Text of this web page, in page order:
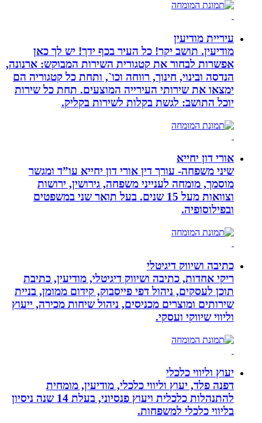
עיריית מודיעין
מודיעין. תושב יקר! כל העיר בכף ידך! יש לך כאן
אפשרות לבחור את קטגורית השירות המבוקש: ארנונה,
הנדסה ובינוי, חינוך, רווחה וכו`, ותחת כל קטגוריה הם
ימצאו את שירותי העירייה המוצעים. תחת כל שירות
יוכל התושב: לגשת בקלות לשירות בקליק.
אורי דון יחייא
שיני משפחה- עורך דין אורי דון יחייא עו”ד ומגשר
מוסמך, מומחה לענייני משפחה, גירושין, ירושות
וצוואות מעל 15 שנים. בעל תואר שני במשפטים
ובפילוסופיה.
כתיבה ושיווק דיגיטלי
ריקי אחדות, כתיבה ושיווק דיגיטלי, מודיעין, כתיבת
תוכן לעסקים, ניהול דפי פייסבוק, קידום ממומן, בניית
שירותים ומוצרים מכניסים, ניהול שיחות מכירה, ייעוץ
וליווי שיווקי ועסקי.
יעוץ וליווי כלכלי
דפנה פלד, יעוץ וליווי כלכלי, מודיעין, מומחית
להתנהלות כלכלית ויעוץ פנסיוני, בעלת 14 שנה ניסיון
בליווי כלכלי למשפחות.